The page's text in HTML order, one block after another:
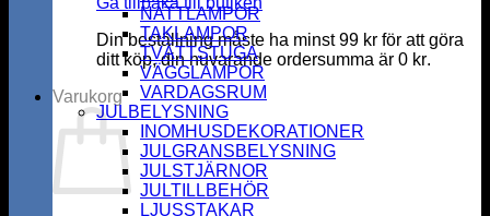
Din beställning måste ha minst99 kr för att göra
ditt köp, din nuvarande ordersumma är 0 kr.
Varukorg
NATTLAMPOR
TAKLAMPOR
TVÄTTSTUGA
VÄGGLAMPOR
VARDAGSRUM
JULBELYSNING
INOMHUSDEKORATIONER
JULGRANSBELYSNING
JULSTJÄRNOR
JULTILLBEHÖR
LJUSSTAKAR